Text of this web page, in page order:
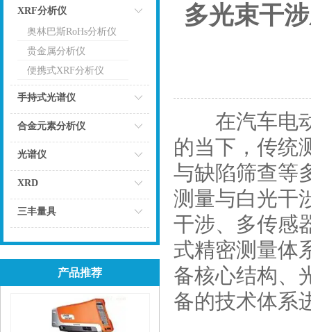
XRF分析仪
点击
奥林巴斯RoHs分析仪
贵金属分析仪
便携式XRF分析仪
手持式光谱仪
合金元素分析仪
光谱仪
XRD
三丰量具
产品推荐
多光束干
在汽车电动
的当下，传统
与缺陷筛查等
测量与白光干
干涉、多传感
式精密测量体
备核心结构、
备的技术体系